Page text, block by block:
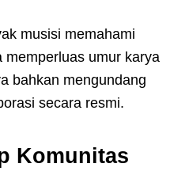
musisi memahami
memperluas umur karya
bahkan mengundang
secara resmi.
Komunitas